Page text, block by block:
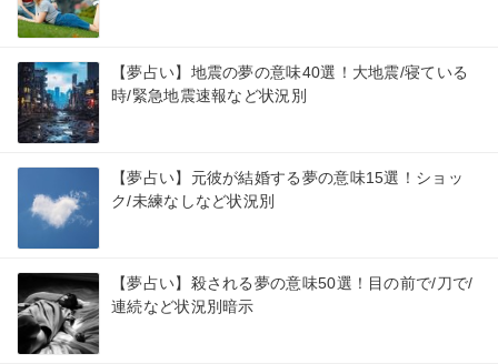
【夢占い】地震の夢の意味40選！大地震/寝ている
時/緊急地震速報など状況別
【夢占い】元彼が結婚する夢の意味15選！ショッ
ク/未練なしなど状況別
【夢占い】殺される夢の意味50選！目の前で/刀で/
連続など状況別暗示